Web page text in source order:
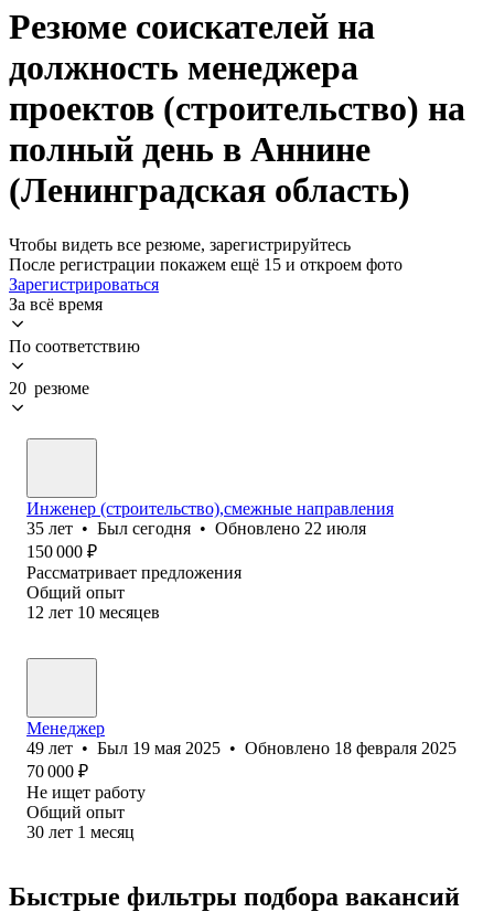
Резюме соискателей на
должность менеджера
проектов (строительство) на
полный день в Аннине
(Ленинградская область)
Чтобы видеть все резюме, зарегистрируйтесь
После регистрации покажем ещё 15 и откроем фото
Зарегистрироваться
За всё время
По соответствию
20 резюме
Инженер (cтроительство),смежные направления
35 лет • Был сегодня • Обновлено 22 июля
150 000 ₽
Рассматривает предложения
Общий опыт
12 лет 10 месяцев
Менеджер
49 лет • Был 19 мая 2025 • Обновлено 18 февраля 2025
70 000 ₽
Не ищет работу
Общий опыт
30 лет 1 месяц
Быстрые фильтры подбора вакансий